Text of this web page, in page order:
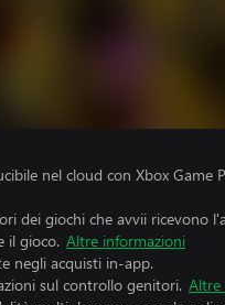
nel cloud con Xbox Game
dei giochi che avvii ricevono
il gioco. Altre informazioni
negli acquisti in-app.
sul controllo genitori. Altre